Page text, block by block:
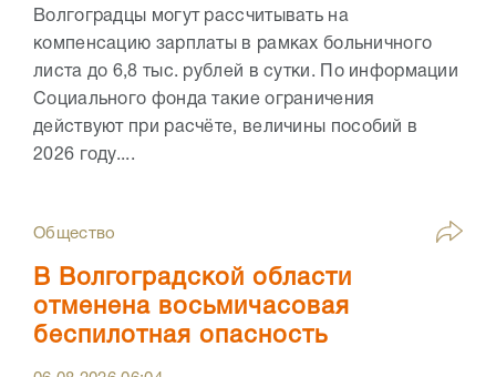
Волгоградцы могут рассчитывать на
компенсацию зарплаты в рамках больничного
листа до 6,8 тыс. рублей в сутки. По информации
Социального фонда такие ограничения
действуют при расчёте, величины пособий в
2026 году....
Общество
В Волгоградской области
отменена восьмичасовая
беспилотная опасность